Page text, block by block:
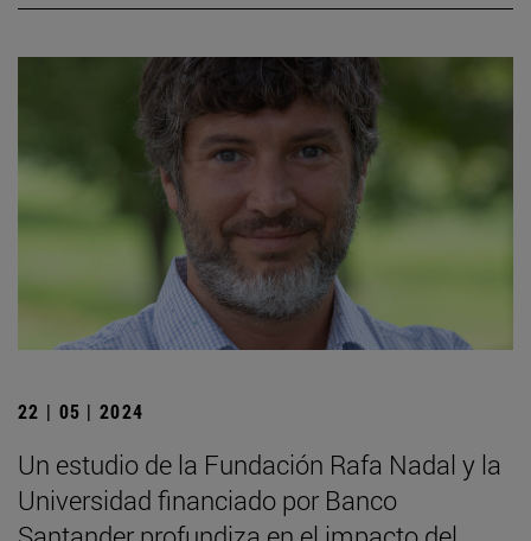
22 | 05 | 2024
Un estudio de la Fundación Rafa Nadal y la
Universidad financiado por Banco